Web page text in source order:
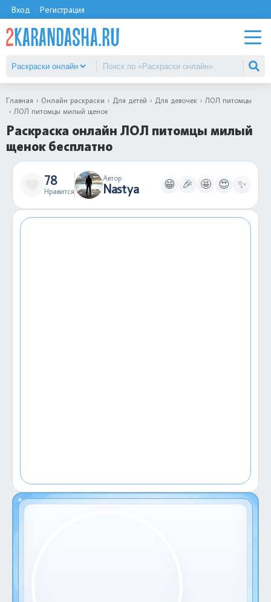
Вход Регистрация
Главная Онлайн раскраски Для детей Для девочек
ЛОЛ питомцы
ЛОЛ питомцы милый щенок
Раскраска онлайн ЛОЛ питомцы милый
щенок бесплатно
78
Нравится
Автор
Nastya 😁 🎉 🤩 😍 ✨